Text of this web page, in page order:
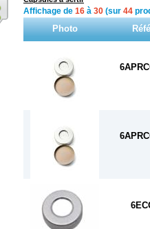
Affichage de 16 à 30 (sur 44
Photo